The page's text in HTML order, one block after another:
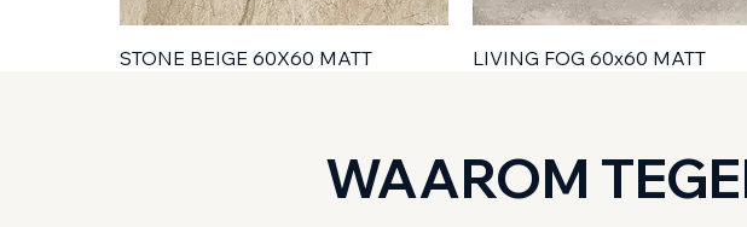
STONE BEIGE 60X60 MATT LIVING FOG 60x60 MATT
WAAROM